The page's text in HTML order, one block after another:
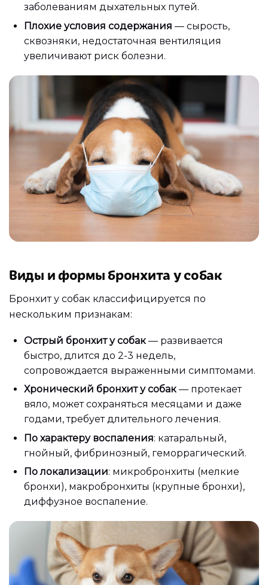
заболеваниям дыхательных путей.
Плохие условия содержания — сырость,
сквозняки, недостаточная вентиляция
увеличивают риск болезни.
Виды и формы бронхита у собак
Бронхит у собак классифицируется по
нескольким признакам:
Острый бронхит у собак — развивается
быстро, длится до 2-3 недель,
сопровождается выраженными симптомами.
Хронический бронхит у собак — протекает
вяло, может сохраняться месяцами и даже
годами, требует длительного лечения.
По характеру воспаления: катаральный,
гнойный, фибринозный, геморрагический.
По локализации: микробронхиты (мелкие
бронхи), макробронхиты (крупные бронхи),
диффузное воспаление.